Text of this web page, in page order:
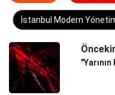
İstanbul Modern